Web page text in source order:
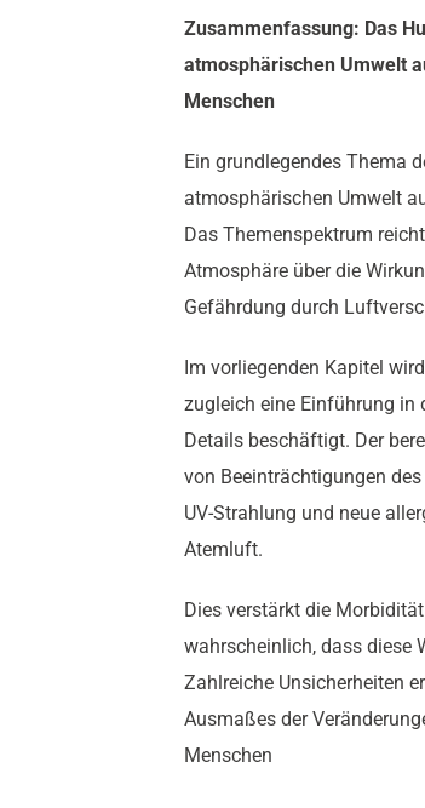
Zusammenfassung: Das
atmosphärischen Umwelt
Menschen
Ein grundlegendes Thema
atmosphärischen Umwelt
Das Themenspektrum
Atmosphäre über die
Gefährdung durch
Im vorliegenden Kapitel
zugleich eine Einführung in
Details beschäftigt. Der
von Beeinträchtigungen
UV-Strahlung und neue
Atemluft.
Dies verstärkt die
wahrscheinlich, dass diese
Zahlreiche Unsicherheiten
Ausmaßes der
Menschen